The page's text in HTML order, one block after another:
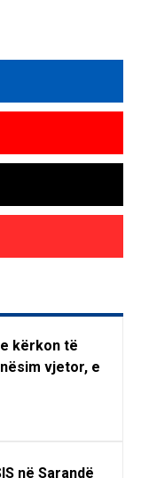
kërkon të
vjetor, e
në Sarandë